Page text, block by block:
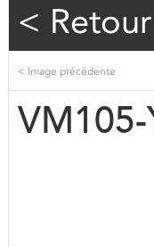
<
< Image précédente